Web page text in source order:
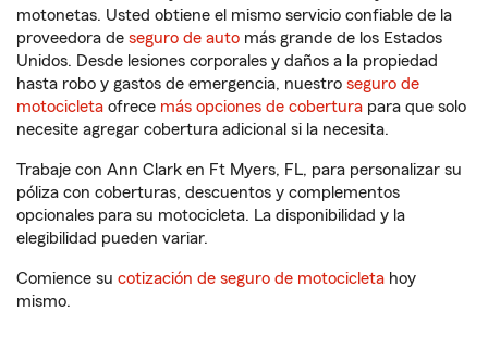
motonetas. Usted obtiene el mismo servicio confiable de la
proveedora de seguro de auto más grande de los Estados
Unidos. Desde lesiones corporales y daños a la propiedad
hasta robo y gastos de emergencia, nuestro seguro de
motocicleta ofrece más opciones de cobertura para que solo
necesite agregar cobertura adicional si la necesita.
Trabaje con Ann Clark en Ft Myers, FL, para personalizar su
póliza con coberturas, descuentos y complementos
opcionales para su motocicleta. La disponibilidad y la
elegibilidad pueden variar.
Comience su cotización de seguro de motocicleta hoy
mismo.